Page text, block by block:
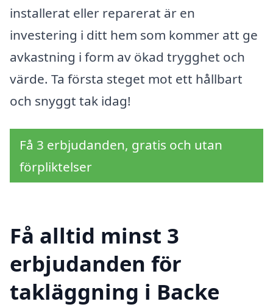
installerat eller reparerat är en
investering i ditt hem som kommer att ge
avkastning i form av ökad trygghet och
värde. Ta första steget mot ett hållbart
och snyggt tak idag!
Få 3 erbjudanden, gratis och utan
förpliktelser
Få alltid minst 3
erbjudanden för
takläggning i Backe